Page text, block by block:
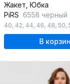
Жакет, Юбка
PiRS 6558 черный
40, 42, 44, 46, 48, 50,
В